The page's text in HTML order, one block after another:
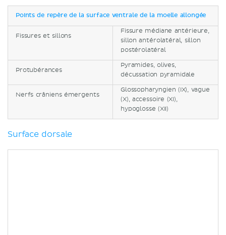
Points de repère de la surface ventrale de la moelle allongée
Fissures et sillons
Fissure médiane antérieure,
sillon antérolatéral, sillon
postérolatéral
Protubérances
Pyramides, olives,
décussation pyramidale
Nerfs crâniens émergents
Glossopharyngien (IX), vague
(X), accessoire (XI),
hypoglosse (XII)
Surface dorsale